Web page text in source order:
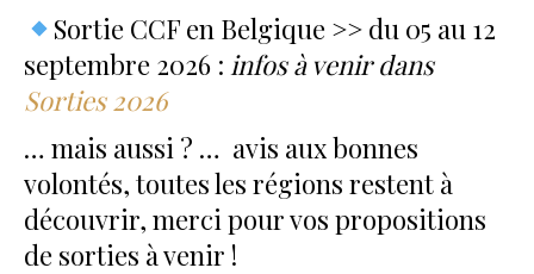
Sortie CCF en Belgique >> du 05 au 12
septembre 2026 : infos à venirdans
Sorties 2026
… mais aussi ? … avis aux bonnes
volontés, toutes les régions restent à
découvrir, merci pour vos propositions
de sorties à venir !